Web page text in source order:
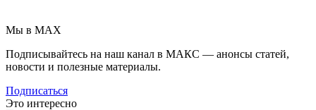
Мы в MAX
Подписывайтесь на наш канал в МАКС — анонсы статей,
новости и полезные материалы.
Подписаться
Это интересно